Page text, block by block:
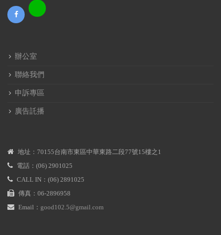
辦公室
聯絡我們
申訴專區
廣告託播
地址：70155台南市東區中華東路二段77號15樓之1
電話：(06) 2901025
CALL IN：(06) 2891025
傳真：06-2896958
Email： good102.5@gmail.com